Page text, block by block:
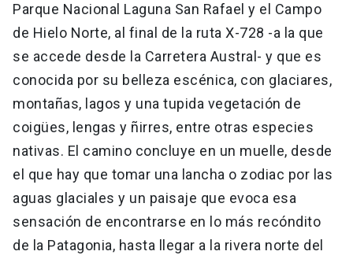
Parque Nacional Laguna San Rafael y el Campo
de Hielo Norte, al final de la ruta X-728 -a la que
se accede desde la Carretera Austral- y que es
conocida por su belleza escénica, con glaciares,
montañas, lagos y una tupida vegetación de
coigües, lengas y ñirres, entre otras especies
nativas. El camino concluye en un muelle, desde
el que hay que tomar una lancha o zodiac por las
aguas glaciales y un paisaje que evoca esa
sensación de encontrarse en lo más recóndito
de la Patagonia, hasta llegar a la rivera norte del